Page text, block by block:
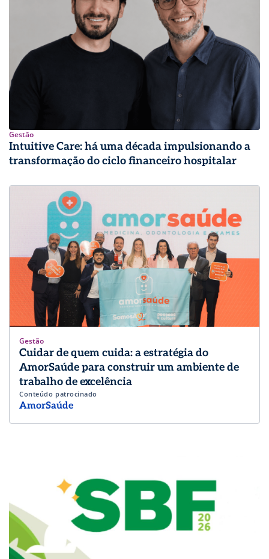
Gestão
Intuitive Care: há uma década impulsionando a
transformação do ciclo financeiro hospitalar
Gestão
Cuidar de quem cuida: a estratégia do
AmorSaúde para construir um ambiente de
trabalho de excelência
Conteúdo patrocinado
AmorSaúde